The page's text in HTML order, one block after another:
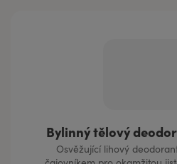
Bylinný tělový
Osvěžující lihový